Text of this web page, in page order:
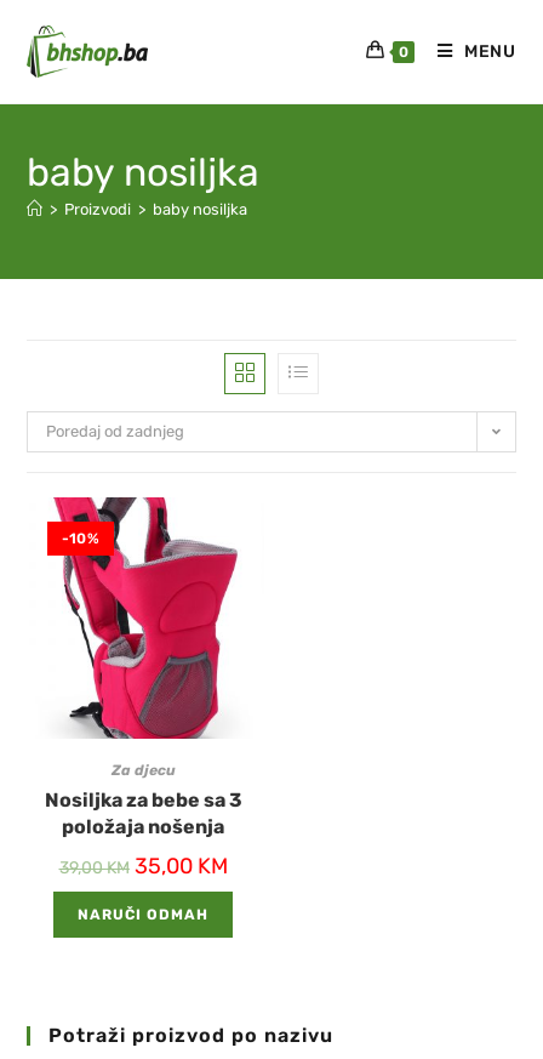
0 MENU
baby nosiljka
> Proizvodi > baby nosiljka
Poredaj od zadnjeg
-10%
Za djecu
Nosiljka za bebe sa 3
položaja nošenja
39,00KM 35,00 KM
NARUČI ODMAH
Potraži proizvod po nazivu